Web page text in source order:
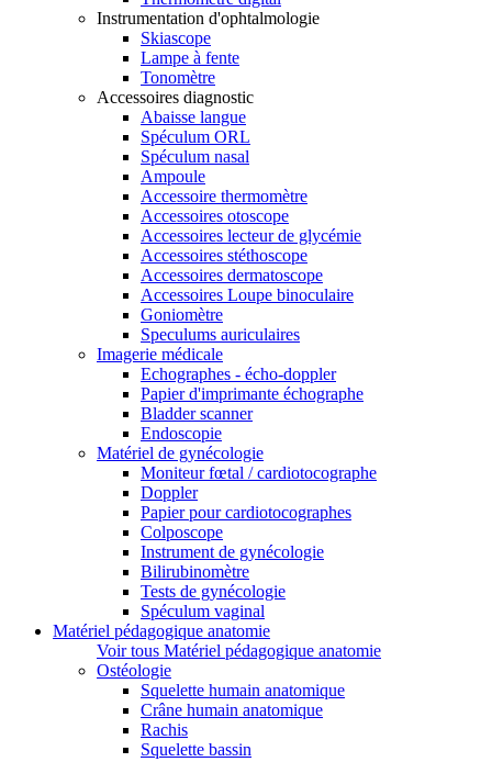
Instrumentation d'ophtalmologie
Skiascope
Lampe à fente
Tonomètre
Accessoires diagnostic
Abaisse langue
Spéculum ORL
Spéculum nasal
Ampoule
Accessoire thermomètre
Accessoires otoscope
Accessoires lecteur de glycémie
Accessoires stéthoscope
Accessoires dermatoscope
Accessoires Loupe binoculaire
Goniomètre
Speculums auriculaires
Imagerie médicale
Echographes - écho-doppler
Papier d'imprimante échographe
Bladder scanner
Endoscopie
Matériel de gynécologie
Moniteur fœtal / cardiotocographe
Doppler
Papier pour cardiotocographes
Colposcope
Instrument de gynécologie
Bilirubinomètre
Tests de gynécologie
Spéculum vaginal
Matériel pédagogique anatomie
Voir tous Matériel pédagogique anatomie
Ostéologie
Squelette humain anatomique
Crâne humain anatomique
Rachis
Squelette bassin